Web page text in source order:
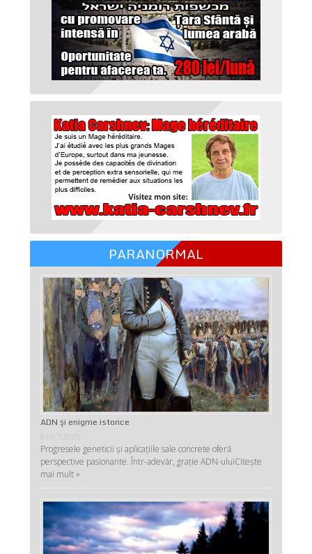
PARANORMAL
ADN şi enigme istorice
01/07/2025
Progresele geneticii şi aplicaţiile sale concrete oferă
perspective pasionante. Într-adevăr, graţie ADN-uluiCitește
mai mult »